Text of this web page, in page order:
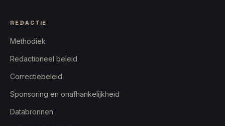
REDACTIE
Methodiek
Redactioneel beleid
Correctiebeleid
Sponsoring en onafhankelijkheid
Databronnen